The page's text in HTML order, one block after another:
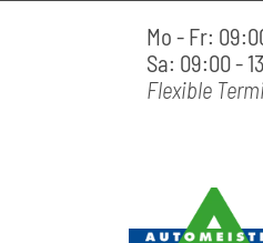
Mo - Fr:
Sa: 09:00 -
Flexible